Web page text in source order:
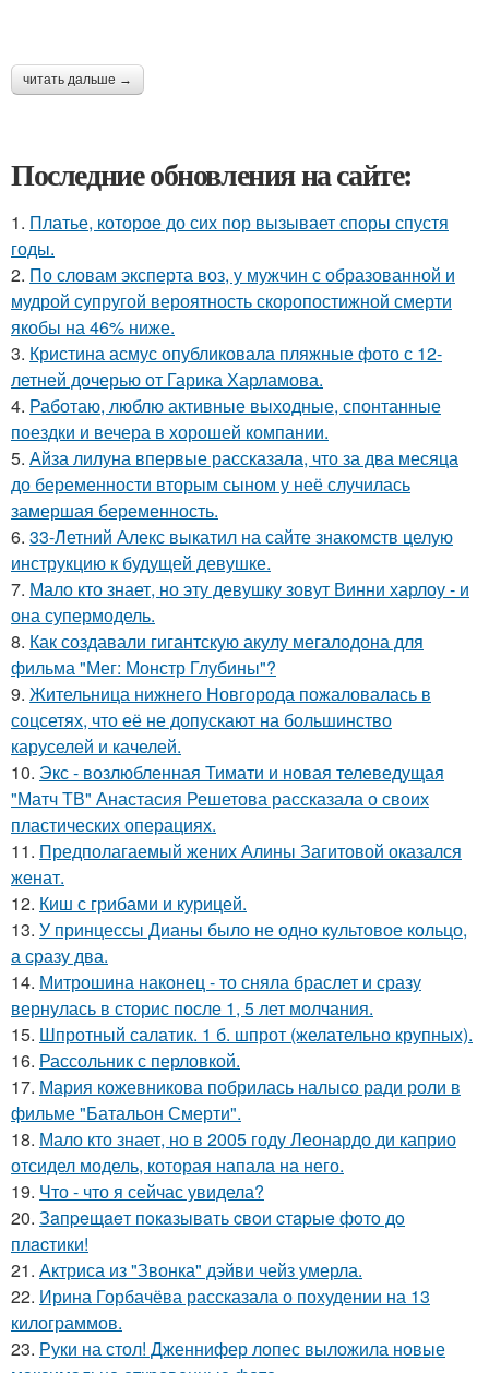
читать дальше →
Последние обновления на сайте:
1. Платье, которое до сих пор вызывает споры спустя
годы.
2. По словам эксперта воз, у мужчин с образованной и
мудрой супругой вероятность скоропостижной смерти
якобы на 46% ниже.
3. Кристина асмус опубликовала пляжные фото с 12-
летней дочерью от Гарика Харламова.
4. Работаю, люблю активные выходные, спонтанные
поездки и вечера в хорошей компании.
5. Айза лилуна впервые рассказала, что за два месяца
до беременности вторым сыном у неё случилась
замершая беременность.
6. 33-Летний Алекс выкатил на сайте знакомств целую
инструкцию к будущей девушке.
7. Мало кто знает, но эту девушку зовут Винни харлоу - и
она супермодель.
8. Как создавали гигантскую акулу мегалодона для
фильма "Мег: Монстр Глубины"?
9. Жительница нижнего Новгорода пожаловалась в
соцсетях, что её не допускают на большинство
каруселей и качелей.
10. Экс - возлюбленная Тимати и новая телеведущая
"Матч ТВ" Анастасия Решетова рассказала о своих
пластических операциях.
11. Предполагаемый жених Алины Загитовой оказался
женат.
12. Киш с грибами и курицей.
13. У принцессы Дианы было не одно культовое кольцо,
а сразу два.
14. Митрошина наконец - то сняла браслет и сразу
вернулась в сторис после 1, 5 лет молчания.
15. Шпротный салатик. 1 б. шпрот (желательно крупных).
16. Рассольник с перловкой.
17. Мария кожевникова побрилась налысо ради роли в
фильме "Батальон Смерти".
18. Мало кто знает, но в 2005 году Леонардо ди каприо
отсидел модель, которая напала на него.
19. Что - что я сейчас увидела?
20. Зaпpeщaeт пoкaзывaть cвoи cтapыe фoтo дo
плacтики!
21. Актриса из "Звонка" дэйви чейз умерла.
22. Ирина Горбачёва рассказала о похудении на 13
килограммов.
23. Руки на стол! Дженнифер лопес выложила новые